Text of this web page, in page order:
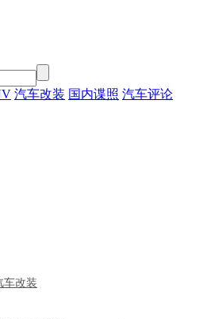
汽车改装 国内谍照 汽车评论
车改装